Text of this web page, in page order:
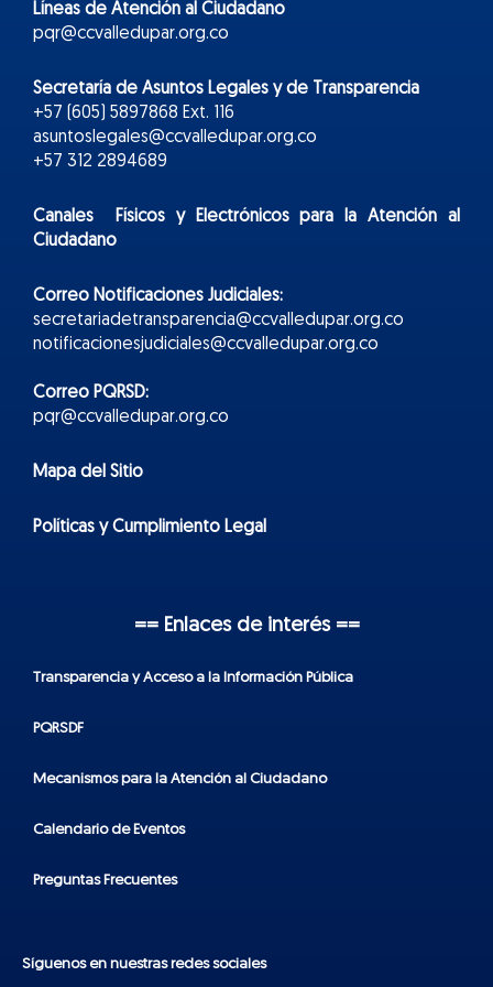
Líneas de Atención al Ciudadano
pqr@ccvalledupar.org.co
Secretaría de Asuntos Legales y de Transparencia
+57 (605) 5897868 Ext. 116
asuntoslegales@ccvalledupar.org.co
+57 312 2894689
Canales Físicos yElectrónicospara la Atención al
Ciudadano
Correo Notificaciones Judiciales:
secretariadetransparencia@ccvalledupar.org.co
notificacionesjudiciales@ccvalledupar.org.co
Correo PQRSD:
pqr@ccvalledupar.org.co
Mapa del Sitio
Políticas y Cumplimiento Legal
== Enlaces de interés ==
Transparencia y Acceso a la Información Pública
PQRSDF
Mecanismos para la Atención al Ciudadano
Calendario de Eventos
Preguntas Frecuentes
Síguenos en nuestras redes sociales